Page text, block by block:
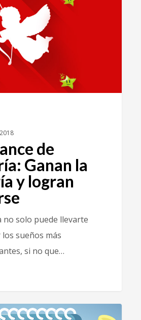
de
Ganan la
y logran
no solo puede llevarte
sueños más
si no que…
2